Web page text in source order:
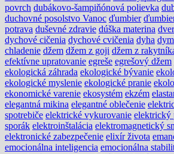
povrch dubákovo-šampiňónová polievka
duchovné posolstvo Vanoc ďumbier
potrava duševné zdravie dúška materina
dychové cičenia dychové cvičenia dyha
chladenie džem džem z goji džem z
efektívne upratovanie egreše egrešový džem
ekologická záhrada ekologické bývanie
ekologické myslenie ekologické pranie
ekonomické varenie ekosystém ekzém
elegantná mikina elegantné oblečenie
spotrebiče elektrické vykurovanie elektrický
sporák elektroinštalácia elektromagnetický
elektronické zabezpečenie elixír života
emocionálna inteligencia emocionálna